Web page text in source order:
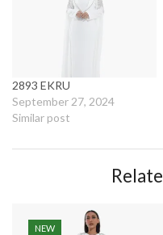
2893 EKRU
September 27, 2024
Similar post
NEW